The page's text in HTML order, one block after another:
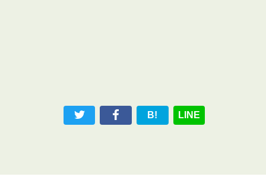
B! LINE